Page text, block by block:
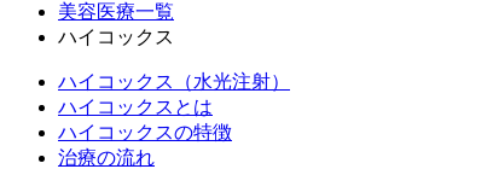
美容医療一覧
ハイコックス
ハイコックス（水光注射）
ハイコックスとは
ハイコックスの特徴
治療の流れ